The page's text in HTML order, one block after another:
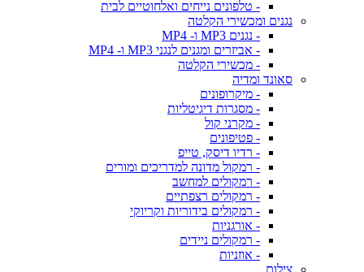
- טלפונים נייחים ואלחוטיים לבית
נגנים ומכשירי הקלטה
- נגנים MP3 ו- MP4
- אביזרים ומגנים לנגני MP3 ו- MP4
- מכשירי הקלטה
סאונד ומדיה
- מיקרופונים
- מסגרות דיגיטליות
- מקרני קול
- פטיפונים
- רדיו דיסק, טייפ
- רמקול מדונה למדריכים ומורים
- רמקולים למחשב
- רמקולים רצפתיים
- רמקולים בידוריות וקריוקי
- אורגניות
- רמקולים ניידים
- אוזניות
צילום